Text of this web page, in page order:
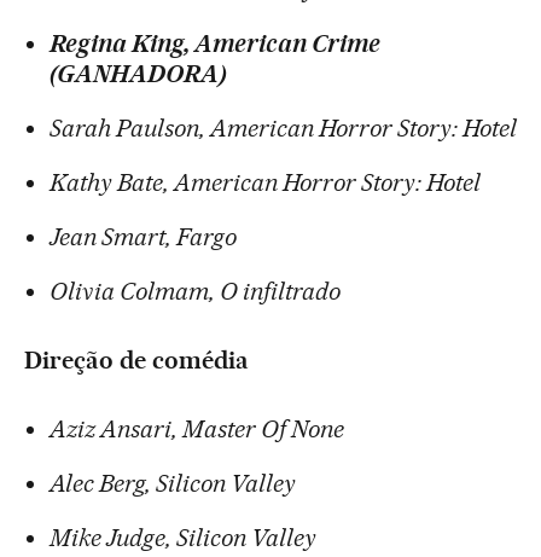
Regina King, American Crime
(GANHADORA)
Sarah Paulson, American Horror Story: Hotel
Kathy Bate, American Horror Story: Hotel
Jean Smart, Fargo
Olivia Colmam, O infiltrado
Direção de comédia
Aziz Ansari, Master Of None
Alec Berg, Silicon Valley
Mike Judge, Silicon Valley